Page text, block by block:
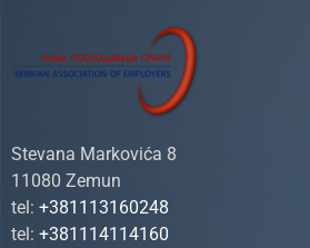
Stevana Markovića 8
11080 Zemun
tel: +381113160248
tel: +381114114160